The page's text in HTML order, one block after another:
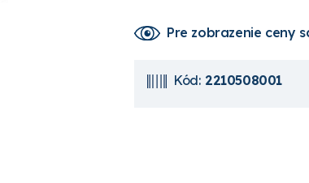
Pre zobrazenie ceny
Kód: 2210508001